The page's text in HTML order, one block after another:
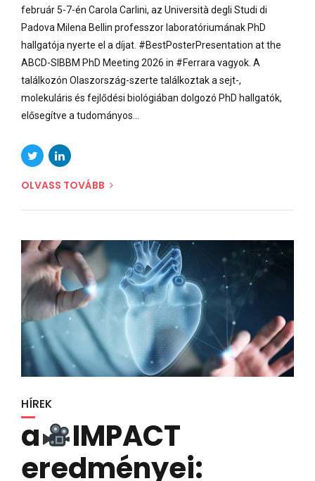
február 5-7-én Carola Carlini, az Università degli Studi di
Padova Milena Bellin professzor laboratóriumának PhD
hallgatója nyerte el a díjat. #BestPosterPresentation at the
ABCD-SIBBM PhD Meeting 2026 in #Ferrara vagyok. A
találkozón Olaszország-szerte találkoztak a sejt-,
molekuláris és fejlődési biológiában dolgozó PhD hallgatók,
elősegítve a tudományos...
OLVASS TOVÁBB
HÍREK
a
IMPACT
eredményei: